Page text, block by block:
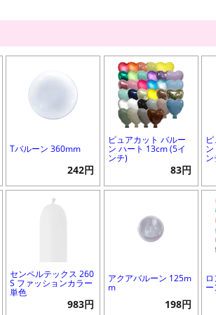
Tバルーン 360mm
242円
ピュアカット バルー
ン ハート 13cm (5イ
ンチ)
83円
ン
センペルテックス 260
S ファッションカラー
単色
983円
アクアバルーン 125m
m
198円